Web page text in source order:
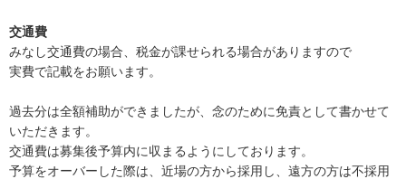
交通費
みなし交通費の場合、税金が課せられる場合がありますので
実費で記載をお願います。
過去分は全額補助ができましたが、念のために免責として書かせて
いただきます。
交通費は募集後予算内に収まるようにしております。
予算をオーバーした際は、近場の方から採用し、遠方の方は不採用